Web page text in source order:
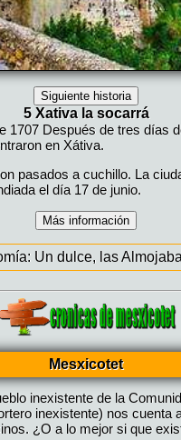
Mesxicotet
inexistente de la
inexistente) nos cuenta
¿O a lo mejor si que